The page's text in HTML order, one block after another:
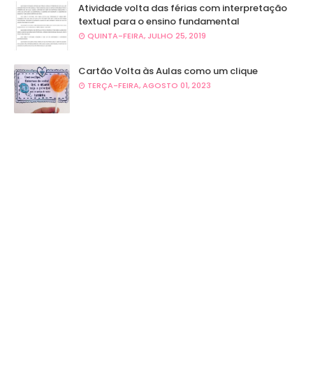
Atividade volta das férias com interpretação
textual para o ensino fundamental
QUINTA-FEIRA, JULHO 25, 2019
Cartão Volta às Aulas como um clique
TERÇA-FEIRA, AGOSTO 01, 2023